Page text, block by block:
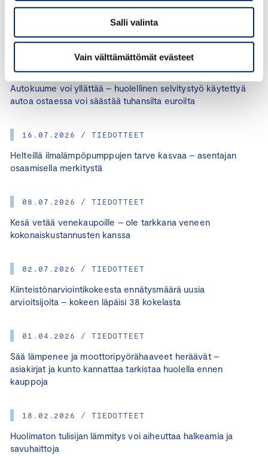
Salli valinta
Vain välttämättömät evästeet
Autokuume voi yllättää – huolellinen selvitystyö käytettyä
autoa ostaessa voi säästää tuhansilta euroilta
16.07.2026 / TIEDOTTEET
Helteillä ilmalämpöpumppujen tarve kasvaa – asentajan
osaamisella merkitystä
08.07.2026 / TIEDOTTEET
Kesä vetää venekaupoille – ole tarkkana veneen
kokonaiskustannusten kanssa
02.07.2026 / TIEDOTTEET
Kiinteistönarviointikokeesta ennätysmäärä uusia
arvioitsijoita – kokeen läpäisi 38 kokelasta
01.04.2026 / TIEDOTTEET
Sää lämpenee ja moottoripyörähaaveet heräävät –
asiakirjat ja kunto kannattaa tarkistaa huolella ennen
kauppoja
18.02.2026 / TIEDOTTEET
Huolimaton tulisijan lämmitys voi aiheuttaa halkeamia ja
savuhaittoja